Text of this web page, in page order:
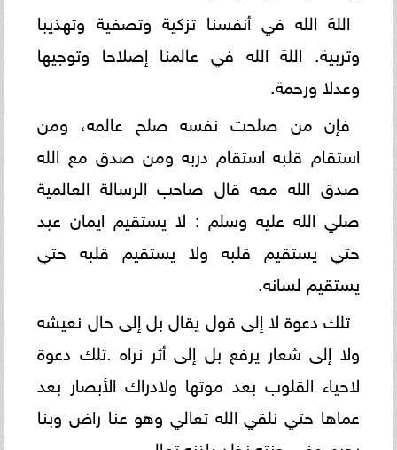
اللهَ الله في أنفسنا تزكية وتصفية وتهذيبا
وتربية. اللهَ الله في عالمنا إصلاحا وتوجيها
وعدلا ورحمة.
فإن من صلحت نفسه صلح عالمه، ومن
استقام قلبه استقام دربه ومن صدق مع الله
صدق الله معه قال صاحب الرسالة العالمية
صلي الله عليه وسلم : لا يستقيم ايمان عبد
حتي يستقيم قلبه ولا يستقيم قلبه حتي
يستقيم لسانه.
تلك دعوة لا إلى قول يقال بل إلى حال نعيشه
ولا إلى شعار يرفع بل إلى أثر نراه .تلك دعوة
لاحياء القلوب بعد موتها ولادراك الأبصار بعد
عماها حتي نلقي الله تعالي وهو عنا راض وبنا